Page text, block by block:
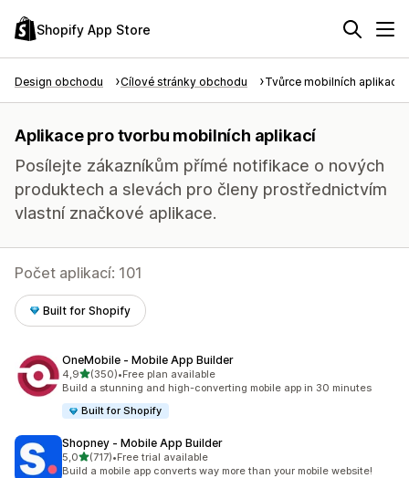
Shopify App Store
Design obchodu Cílové stránky obchodu Tvůrce mobilních aplikací
Aplikace pro tvorbu mobilních aplikací
Posílejte zákazníkům přímé notifikace o nových
produktech a slevách pro členy prostřednictvím
vlastní značkové aplikace.
Počet aplikací: 101
Built for Shopify
OneMobile ‑ Mobile App Builder
4,9z 5 hvězd
(350)
Celkový počet recenzí: 350
•Free plan available
Build a stunning and high-converting mobile app in 30 minutes
Built for Shopify
Shopney ‑ Mobile App Builder
5,0z 5 hvězd
(717)
Celkový počet recenzí: 717
•Free trial available
Build a mobile app converts way more than your mobile website!